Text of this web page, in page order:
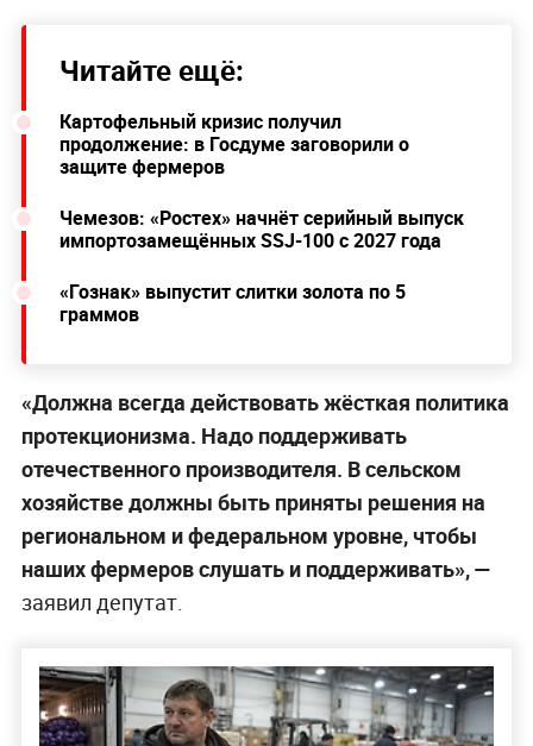
Читайте ещё:
Картофельный кризис получил
продолжение: в Госдуме заговорили о
защите фермеров
Чемезов: «Ростех» начнёт серийный выпуск
импортозамещённых SSJ-100 с 2027 года
«Гознак» выпустит слитки золота по 5
граммов
«Должна всегда действовать жёсткая политика
протекционизма. Надо поддерживать
отечественного производителя. В сельском
хозяйстве должны быть приняты решения на
региональном и федеральном уровне, чтобы
наших фермеров слушать и поддерживать», —
заявил депутат.